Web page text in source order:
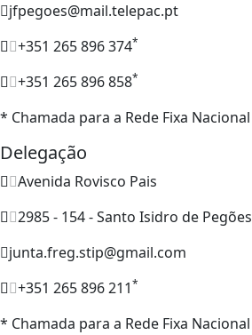
jfpegoes@mail.telepac.pt
+351 265 896 374*
+351 265 896 858*
* Chamada para a Rede Fixa Nacional
Delegação
Avenida Rovisco Pais
2985 - 154 - Santo Isidro de Pegões
junta.freg.stip@gmail.com
+351 265 896 211*
* Chamada para a Rede Fixa Nacional